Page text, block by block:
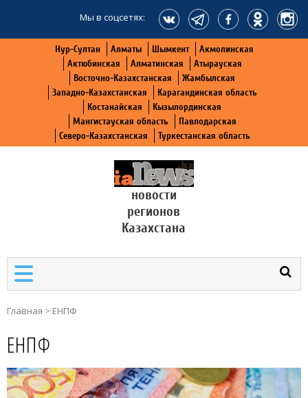
Мы в соцсетях:
Нур-Султан Алматы Шымкент
Акмолинская
Актюбинская
Алматинская
Атырауская
Восточно-Казахстанская
Жамбылская
Западно-Казахстанская
Карагандинская область
Костанайская
Кызылординская
Мангистауская область
Павлодарская
Северо-Казахстанская
Туркестанская область
новости
регионов
Казахстана
Главная > ЕНПФ
ЕНПФ